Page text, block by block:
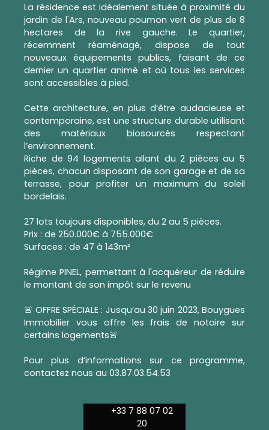
La résidence est idéalement située à proximité du
jardin de l'Ars, nouveau poumon vert de plus de 8
hectares de la rive gauche. Le quartier,
récemment réaménagé, dispose de tout
nouveaux équipements publics, faisant de ce
dernier un quartier animé et où tous les services
sont accessibles à pied.
Cette architecture, en plus d’être audacieuse et
contemporaine, est une structure durable utilisant
des matériaux biosourcés respectant
l’environnement.
Riche de 94 logements allant du 2 pièces au 5
pièces, chacun disposant de son garage et de sa
terrasse, pour profiter un maximum du soleil
bordelais.
27 lots toujours disponibles, du 2 au 5 pièces.
Prix : de 250.000€ à 755.000€
Surfaces : de 47 à 143m²
Régime PINEL, permettant à l'acquéreur de réduire
le montant de son impôt sur le revenu
🚨 OFFRE SPÉCIALE : Jusqu’au 30 juin 2023, Bouygues
Immobilier vous offre les frais de notaire sur
certains logements🚨
Pour plus d’informations sur ce programme,
contactez nous au 03.87.03.54.53
+33 7 88 07 02
20